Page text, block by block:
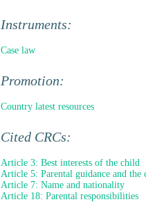
Instruments:
Case law
Promotion:
Country latest resources
Cited CRCs:
Article 3: Best interests of the child
Article 5: Parental guidance and the
Article 7: Name and nationality
Article 18: Parental responsibilities